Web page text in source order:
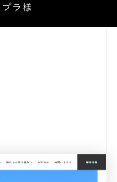
ラ様